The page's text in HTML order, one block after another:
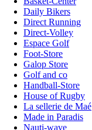
Daily Bikers
Direct Running
Direct-Volley
Espace Golf
Foot-Store
Galop Store
Golf and co
Handball-Store
House of Rugby
La sellerie de Maé
Made in Paradis
Nauti-wave